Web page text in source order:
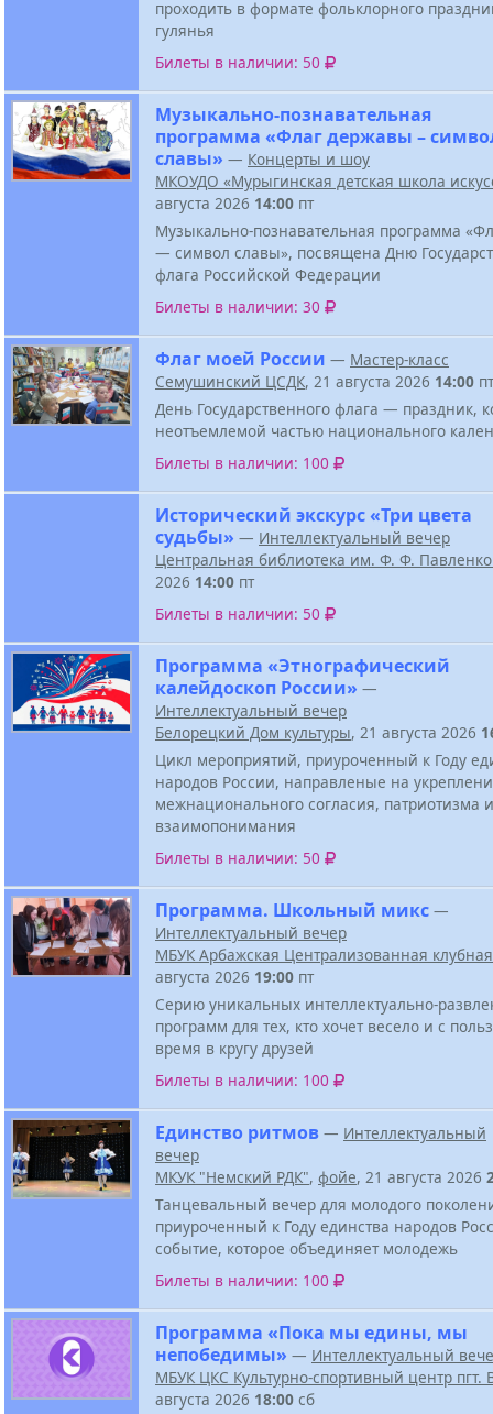
проходить в формате фольклорного
гулянья
Билеты в наличии: 50
Музыкально-познавательная
программа «Флаг державы –
славы» — Концерты и шоу
МКОУДО «Мурыгинская детская школа
августа 2026 14:00 пт
Музыкально-познавательная программа
— символ славы», посвящена Дню
флага Российской Федерации
Билеты в наличии: 30
Флаг моей России — Мастер-класс
Семушинский ЦСДК, 21 августа 2026 14:00 пт
День Государственного флага — праздник,
неотъемлемой частью национального
Билеты в наличии: 100
Исторический экскурс «Три цвета
судьбы» — Интеллектуальный вечер
Центральная библиотека им. Ф. Ф.
2026 14:00 пт
Билеты в наличии: 50
Программа «Этнографический
калейдоскоп России» —
Интеллектуальный вечер
Белорецкий Дом культуры, 21 августа 2026
Цикл мероприятий, приуроченный к Году
народов России, направленые на
межнационального согласия, патриотизма и
взаимопонимания
Билеты в наличии: 50
Программа. Школьный микс —
Интеллектуальный вечер
МБУК Арбажская Централизованная
августа 2026 19:00 пт
Серию уникальных интеллектуально-
программ для тех, кто хочет весело и с
время в кругу друзей
Билеты в наличии: 100
Единство ритмов — Интеллектуальный
вечер
МКУК "Немский РДК", фойе, 21 августа 2026
Танцевальный вечер для молодого
приуроченный к Году единства народов
событие, которое объединяет молодежь
Билеты в наличии: 100
Программа «Пока мы едины, мы
непобедимы» — Интеллектуальный
МБУК ЦКС Культурно-спортивный центр пгт.
августа 2026 18:00 сб